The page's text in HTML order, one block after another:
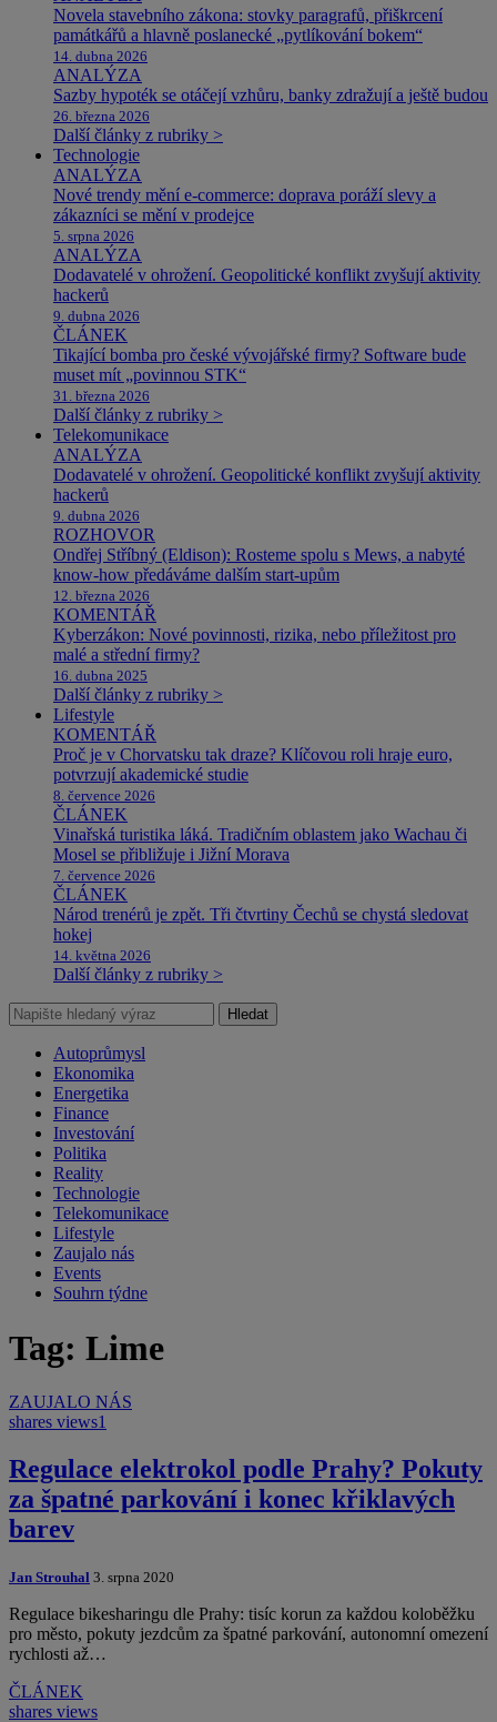
Novela stavebního zákona: stovky paragrafů, přiškrcení
památkářů a hlavně poslanecké „pytlíkování bokem“
14. dubna 2026
ANALÝZA
Sazby hypoték se otáčejí vzhůru, banky zdražují a ještě budou
26. března 2026
Další články z rubriky >
Technologie
ANALÝZA
Nové trendy mění e-commerce: doprava poráží slevy a
zákazníci se mění v prodejce
5. srpna 2026
ANALÝZA
Dodavatelé v ohrožení. Geopolitické konflikt zvyšují aktivity
hackerů
9. dubna 2026
ČLÁNEK
Tikající bomba pro české vývojářské firmy? Software bude
muset mít „povinnou STK“
31. března 2026
Další články z rubriky >
Telekomunikace
ANALÝZA
Dodavatelé v ohrožení. Geopolitické konflikt zvyšují aktivity
hackerů
9. dubna 2026
ROZHOVOR
Ondřej Stříbný (Eldison): Rosteme spolu s Mews, a nabyté
know-how předáváme dalším start-upům
12. března 2026
KOMENTÁŘ
Kyberzákon: Nové povinnosti, rizika, nebo příležitost pro
malé a střední firmy?
16. dubna 2025
Další články z rubriky >
Lifestyle
KOMENTÁŘ
Proč je v Chorvatsku tak draze? Klíčovou roli hraje euro,
potvrzují akademické studie
8. července 2026
ČLÁNEK
Vinařská turistika láká. Tradičním oblastem jako Wachau či
Mosel se přibližuje i Jižní Morava
7. července 2026
ČLÁNEK
Národ trenérů je zpět. Tři čtvrtiny Čechů se chystá sledovat
hokej
14. května 2026
Další články z rubriky >
Hledat
Autoprůmysl
Ekonomika
Energetika
Finance
Investování
Politika
Reality
Technologie
Telekomunikace
Lifestyle
Zaujalo nás
Events
Souhrn týdne
Tag: Lime
ZAUJALO NÁS
shares views1
Regulace elektrokol podle Prahy? Pokuty
za špatné parkování i konec křiklavých
barev
Jan Strouhal 3. srpna 2020
Regulace bikesharingu dle Prahy: tisíc korun za každou koloběžku
pro město, pokuty jezdcům za špatné parkování, autonomní omezení
rychlosti až…
ČLÁNEK
shares views